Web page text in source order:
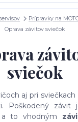
Prípravky na
Oprava závitov sviečok
sviečok
aj pri
Poškodený závit
a to vhodným